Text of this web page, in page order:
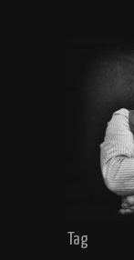
Tag